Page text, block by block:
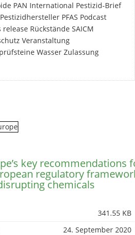
PAN International Pestizid-Brief
Pestizidhersteller PFAS Podcast
release Rückstände SAICM
Veranstaltung
Wasser Zulassung
key recommendations
regulatory
chemicals
341.55 KB
24. September 2020